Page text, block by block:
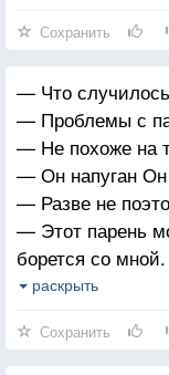
Сохранить
— Что
— Проблемы с
— Не похоже на
— Он напуган Он
— Разве не
— Этот парень
борется со мной.
— Может быть,
— Возможно, я
раскрыть
Сохранить